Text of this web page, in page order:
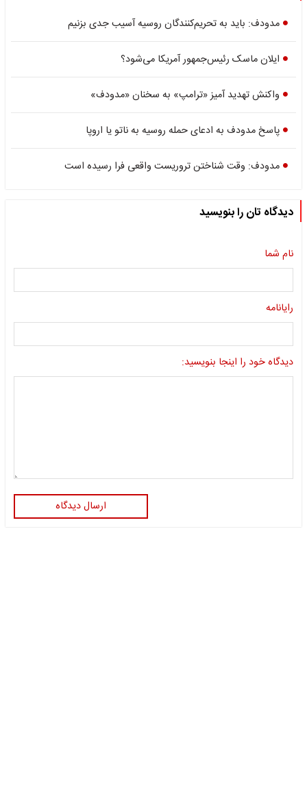
مدودف: باید به تحریم‌کنندگان روسیه آسیب جدی بزنیم
ایلان ماسک رئیس‌‌جمهور آمریکا می‌شود؟
واکنش تهدید آمیز «ترامپ» به سخنان «مدودف»
پاسخ مدودف به ادعای حمله روسیه به ناتو یا اروپا
مدودف: وقت شناختن تروریست واقعی فرا رسیده است
دیدگاه تان را بنویسید
نام شما
رایانامه
دیدگاه خود را اینجا بنویسید:
ارسال دیدگاه